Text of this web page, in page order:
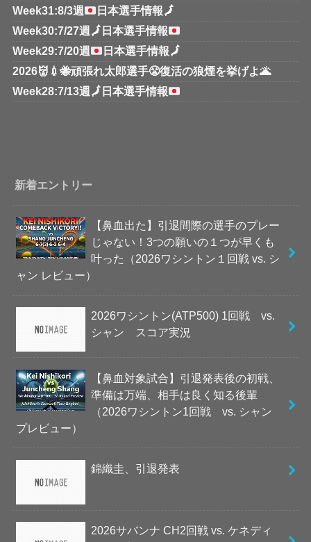
Week31:8/3週 日本選手情報🗾
Week30:7/27週 🗾 日本選手情報
Week29:7/20週
日本選手情報🗾
2026👹💉🐝頑張れ太郎選手😤復活の狼煙を挙げよ🌋
Week28:7/13週 🗾 日本選手情報
新着エントリー
【鼻血出た】引退間際の選手のプレー
じゃない！3つの願いの１つが早くも
叶った（2026ワシントン１回戦 vs. シ
ャン レビュー）
2026ワシントン(ATP500) 1回戦 vs.
シャン スコア実況
【鼻血対象試合】引退発表後の初戦、
準備は万端、相手は良く知る後輩
（2026ワシントン1回戦 vs. シャン
プレビュー）
錦織圭、引退発表
2026サバンナ CH2回戦 vs. ケネディ